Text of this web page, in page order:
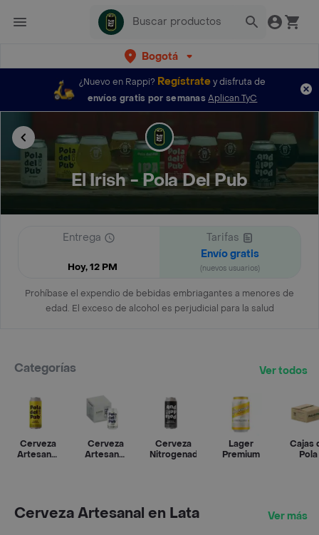
Bogotá
¿Nuevo en Rappi? Regístratey disfruta de
envíos gratis por semanas Aplican TyC
El Irish - Pola Del Pub
Entrega
Hoy, 12 PM
Tarifas
Envío gratis
(nuevos usuarios)
Prohíbase el expendio de bebidas embriagantes a menores de
edad. El exceso de alcohol es perjudicial para la salud
Categorías Ver todos
Cerveza
Artesanal
Cerveza
Artesanal
Cerveza
Nitrogenada
Lager
Premium
Cajas
Pola
Cerveza Artesanal en Lata Ver más